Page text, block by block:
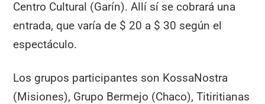
Centro Cultural (Garín). Allí sí se cobrará una
entrada, que varía de $ 20 a $ 30 según el
espectáculo.
Los grupos participantes son KossaNostra
(Misiones), Grupo Bermejo (Chaco), Titiritianas